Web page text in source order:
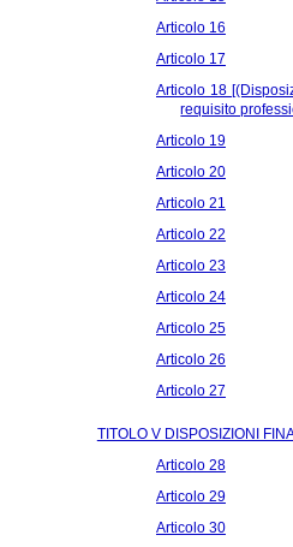
Articolo 16
Articolo 17
Articolo 18
requisito
Articolo 19
Articolo 20
Articolo 21
Articolo 22
Articolo 23
Articolo 24
Articolo 25
Articolo 26
Articolo 27
TITOLO V DISPOSIZIONI
Articolo 28
Articolo 29
Articolo 30